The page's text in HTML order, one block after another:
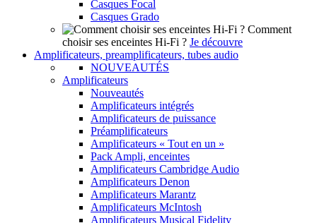
Casques Focal
Casques Grado
Comment
choisir ses enceintes Hi-Fi ? Je découvre
Amplificateurs, preamplificateurs, tubes audio
NOUVEAUTÉS
Amplificateurs
Nouveautés
Amplificateurs intégrés
Amplificateurs de puissance
Préamplificateurs
Amplificateurs « Tout en un »
Pack Ampli, enceintes
Amplificateurs Cambridge Audio
Amplificateurs Denon
Amplificateurs Marantz
Amplificateurs McIntosh
Amplificateurs Musical Fidelity